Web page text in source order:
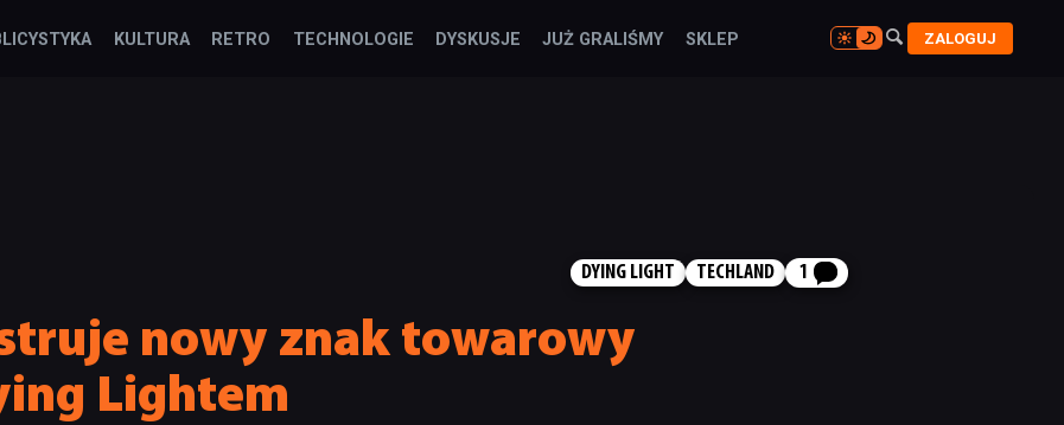
KULTURA RETRO TECHNOLOGIE DYSKUSJE JUŻ GRALIŚMY SKLEP 
 ZALOGUJ
DYING LIGHT TECHLAND 1
nowy znak towarowy
Lightem